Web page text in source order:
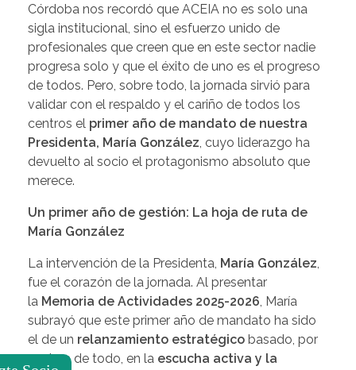
Córdoba nos recordó que ACEIA no es solo una
sigla institucional, sino el esfuerzo unido de
profesionales que creen que en este sector nadie
progresa solo y que el éxito de uno es el progreso
de todos. Pero, sobre todo, la jornada sirvió para
validar con el respaldo y el cariño de todos los
centros el primer año de mandato de nuestra
Presidenta, María González, cuyo liderazgo ha
devuelto al socio el protagonismo absoluto que
merece.
Un primer año de gestión: La hoja de ruta de
María González
La intervención de la Presidenta, María González,
fue el corazón de la jornada. Al presentar
la Memoria de Actividades 2025-2026, María
subrayó que este primer año de mandato ha sido
el de un relanzamiento estratégico basado, por
encima de todo, en la escucha activa y la